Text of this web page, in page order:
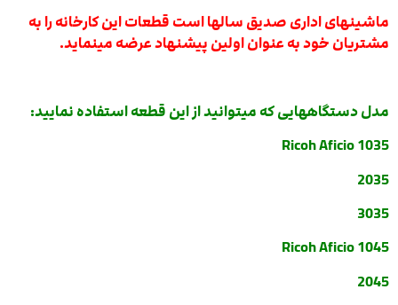
ماشینهای اداری صدیق سالها است قطعات این کارخانه را به
مشتریان خود به عنوان اولین پیشنهاد عرضه مینماید.
مدل دستگاههایی که میتوانید از این قطعه استفاده نمایید:
Ricoh Aficio 1035
2035
3035
Ricoh Aficio 1045
2045